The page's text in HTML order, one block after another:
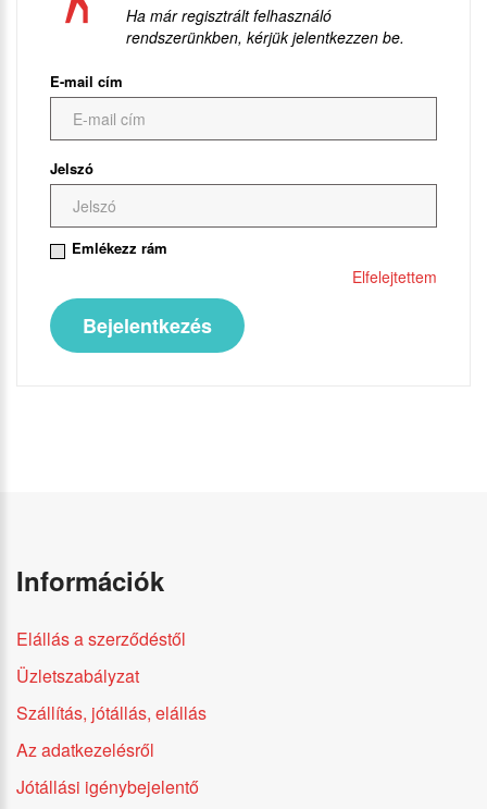
Ha már regisztrált felhasználó
rendszerünkben, kérjük jelentkezzen be.
E-mail cím
Jelszó
Emlékezz rám
Elfelejtettem
Információk
Elállás a szerződéstől
Üzletszabályzat
Szállítás, jótállás, elállás
Az adatkezelésről
Jótállási igénybejelentő